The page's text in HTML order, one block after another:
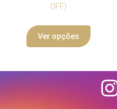
OFF)
Ver opções